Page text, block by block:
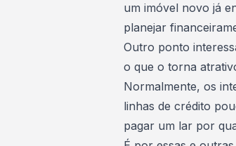
um imóvel novo já
planejar
Outro ponto
o que o torna
Normalmente, os
linhas de crédito
pagar um lar por